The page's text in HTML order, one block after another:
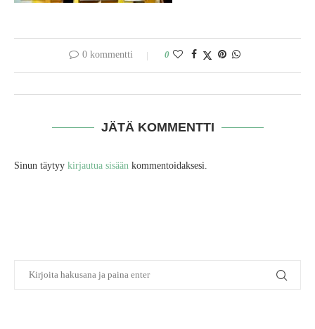
0 kommentti 0
JÄTÄ KOMMENTTI
Sinun täytyy kirjautua sisään kommentoidaksesi.